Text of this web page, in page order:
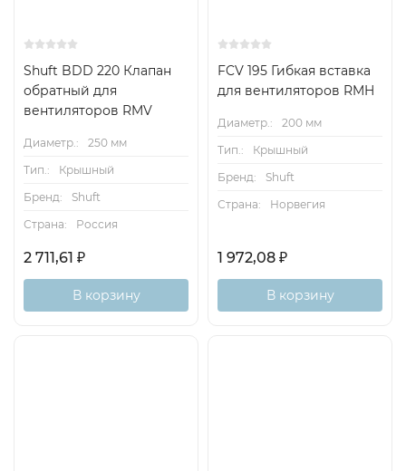
Shuft BDD 220 Клапан
обратный для
вентиляторов RMV
Диаметр.:
250 мм
Тип.:
Крышный
Бренд:
Shuft
Страна:
Россия
2 711,61 ₽
В корзину
FCV 195 Гибкая вставка
для вентиляторов RMH
Диаметр.:
200 мм
Тип.:
Крышный
Бренд:
Shuft
Страна:
Норвегия
1 972,08 ₽
В корзину